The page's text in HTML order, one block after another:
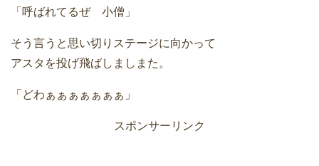
「呼ばれてるぜ 小僧」
そう言うと思い切りステージに向かって
アスタを投げ飛ばしましまた。
「どわぁぁぁぁぁぁぁ」
スポンサーリンク